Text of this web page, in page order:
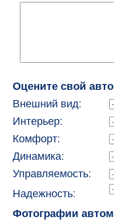
Оцените свой
Внешний вид:
Интерьер:
Комфорт:
Динамика:
Управляемость:
Надежность:
Фотографии